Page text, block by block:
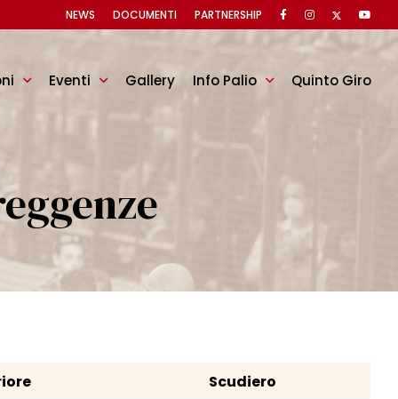
Eventi Gallery Info Palio Quinto Giro
NEWS DOCUMENTI PARTNERSHIP
Scudiero